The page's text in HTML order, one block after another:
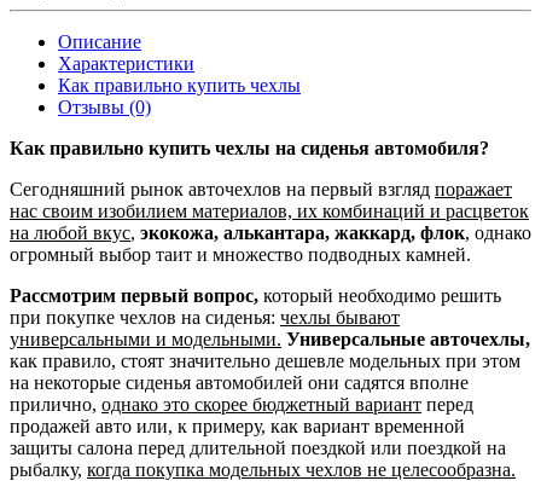
Описание
Характеристики
Как правильно купить чехлы
Отзывы (0)
Как правильно купить чехлы на сиденья автомобиля?
Сегодняшний рынок авточехлов на первый взгляд поражает
нас своим изобилием материалов, их комбинаций и расцветок
на любой вкус, экокожа, алькантара, жаккард, флок, однако
огромный выбор таит и множество подводных камней.
Рассмотрим первый вопрос, который необходимо решить
при покупке чехлов на сиденья: чехлы бывают
универсальными и модельными. Универсальные авточехлы,
как правило, стоят значительно дешевле модельных при этом
на некоторые сиденья автомобилей они садятся вполне
прилично, однако это скорее бюджетный вариант перед
продажей авто или, к примеру, как вариант временной
защиты салона перед длительной поездкой или поездкой на
рыбалку, когда покупка модельных чехлов не целесообразна.